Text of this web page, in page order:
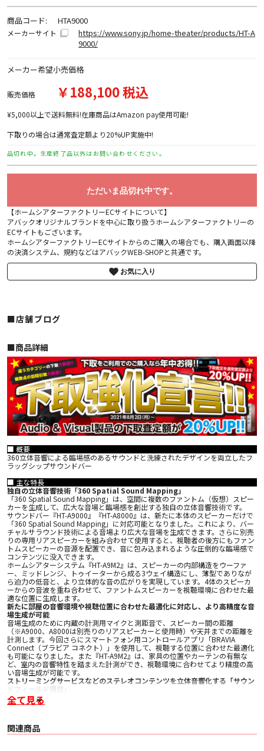
商品コード: HTA9000
メーカーサイト
https://www.sony.jp/home-theater/products/HT-A
9000/
メーカー希望小売価格
販売価格 ￥188,100 税込
¥5,000以上で送料無料!在庫商品はAmazon pay使用可能!
下取りの場合は通常査定額より20%UP実施中!
品切れ中。生産終了品以外はお問い合わせください。
ただいま品切れ中です。
【ホームシアターファクトリーECサイトについて】
アバックオリジナルブランドを中心に取り扱うホームシアターファクトリーの
ECサイトもございます。
ホームシアターファクトリーECサイトからのご購入の場合でも、購入画面以降
の決済システム、規約などはアバックWEB-SHOPと共通です。
お気に入り
■店舗ブログ
■︎商品詳細
■ 概要
360立体音響による臨場感のあるサウンドと洗練されたデザインを両立したフ
ラッグシップサウンドバー
■ 主な特長
独自の立体音響技術「360 Spatial Sound Mapping」
「360 Spatial Sound Mapping」は、空間に複数のファントム（仮想）スピー
カーを生成して、広大な音場と臨場感を創出する独自の立体音響技術です。
サウンドバー『HT-A9000』『HT-A8000』は、新たに本体のスピーカーだけで
「360 Spatial Sound Mapping」に対応可能となりました。これにより、バー
チャルサラウンド技術による音場より広大な音場を生成できます。さらに別売
りの専用リアスピーカーを組み合わせて使用すると、視聴者の後方にもファン
トムスピーカーの音源を配置でき、音に包み込まれるような圧倒的な臨場感で
コンテンツに没入できます。
ホームシアターシステム『HT-A9M2』は、スピーカーの内部構造をウーファ
ー、ミッドレンジ、トゥイーターから成る3ウェイ構造にし、薄型でありなが
ら迫力の低音と、より立体的な音の広がりを実現しています。4体のスピーカ
ーからの音波を重ね合わせて、ファントムスピーカーを視聴環境に合わせた最
適な位置に生成します。
新たに部屋の音響環境や視聴位置に合わせた最適化に対応し、より高精度な音
場生成が可能
音場生成のために内蔵の計測用マイクと測距音で、スピーカー間の距離
（※A9000、A8000は別売りのリアスピーカーと使用時）や天井までの距離を
計測します。今回さらにスマートフォン用コントロールアプリ「BRAVIA
Connect（ブラビア コネクト）」を使用して、視聴する位置に合わせた最適化
も可能になりました。また『HT-A9M2』は、家具の位置やカーテンの有無な
ど、室内の音響特性を踏まえた計測ができ、視聴環境に合わせてより精度の高
い音場生成が可能です。
ストリーミングサービスなどのステレオコンテンツを立体音響化する「サウン
ドフィールド機能」
リモコンや「BRAVIA Connect」アプリから「サウンドフィールド」をオンに
するだけで、ソニー独自のアップミキサーにより、コンテンツ配信サービスや
音を分離・抽出します。抽出した音源を「360 Spatial Sound Mapping」によ
全て見る
関連商品